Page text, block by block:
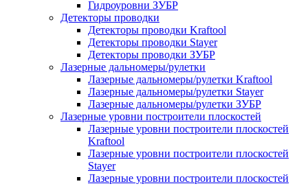
Гидроуровни ЗУБР
Детекторы проводки
Детекторы проводки Kraftool
Детекторы проводки Stayer
Детекторы проводки ЗУБР
Лазерные дальномеры/рулетки
Лазерные дальномеры/рулетки Kraftool
Лазерные дальномеры/рулетки Stayer
Лазерные дальномеры/рулетки ЗУБР
Лазерные уровни построители плоскостей
Лазерные уровни построители плоскостей
Kraftool
Лазерные уровни построители плоскостей
Stayer
Лазерные уровни построители плоскостей